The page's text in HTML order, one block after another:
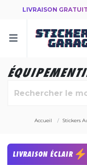
LIVRAISON
Accueil Stickers
LIVRAISON ÉCLAIR